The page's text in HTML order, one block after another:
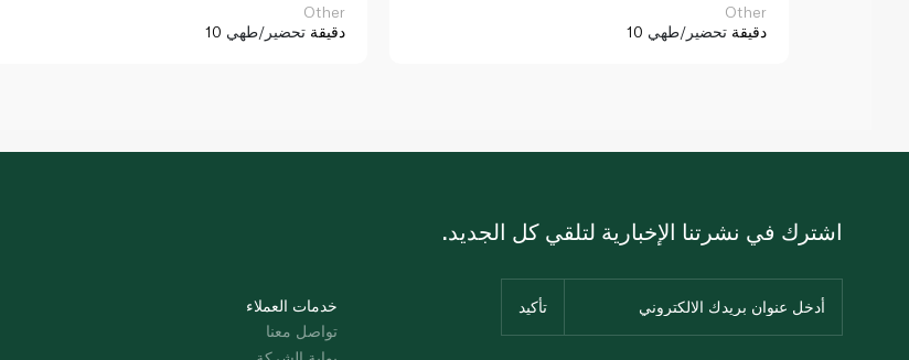
Other
10 دقيقة تحضير/طهي
Other
10 دقيقة تحضير/طهي
خدمات العملاء
تواصل معنا
اشترك في نشرتنا الإخبارية لتلقي كل الجديد.